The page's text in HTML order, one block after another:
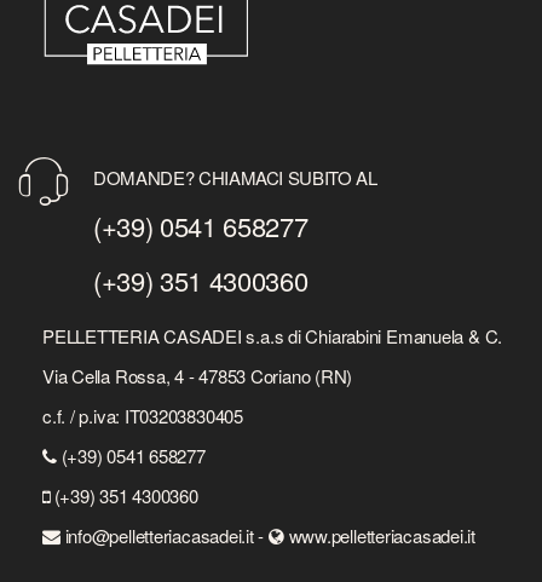
DOMANDE? CHIAMACI SUBITO AL
(+39) 0541 658277
(+39) 351 4300360
PELLETTERIA CASADEI s.a.s di Chiarabini Emanuela & C.
Via Cella Rossa, 4 - 47853 Coriano (RN)
c.f. / p.iva: IT03203830405
(+39) 0541 658277
(+39) 351 4300360
info@pelletteriacasadei.it -
www.pelletteriacasadei.it